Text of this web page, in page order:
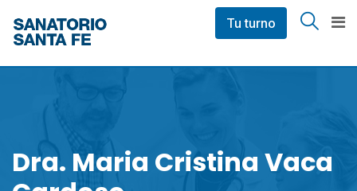
Tu turno
Dra. Maria Cristina Vaca